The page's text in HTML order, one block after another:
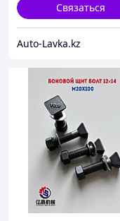
Связаться
Auto-Lavka.kz